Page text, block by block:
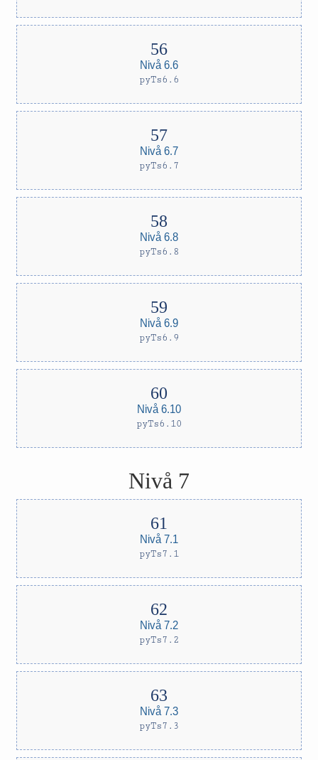
Nivå 6.6
pyTs6.6
Nivå 6.7
pyTs6.7
Nivå 6.8
pyTs6.8
Nivå 6.9
pyTs6.9
Nivå 6.10
pyTs6.10
Nivå 7
Nivå 7.1
pyTs7.1
Nivå 7.2
pyTs7.2
Nivå 7.3
pyTs7.3